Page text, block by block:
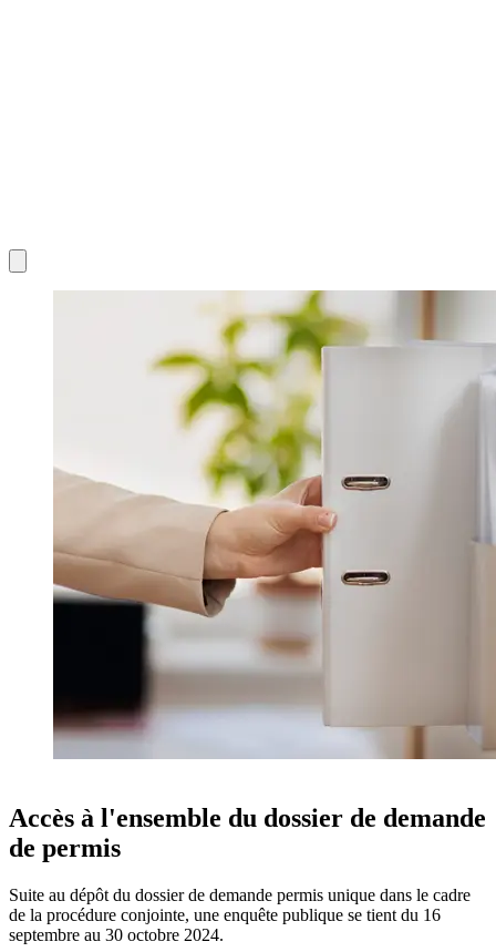
Accès à l'ensemble du dossier de demande
de permis
Suite au dépôt du dossier de demande permis unique dans le cadre
de la procédure conjointe, une enquête publique se tient du 16
septembre au 30 octobre 2024.